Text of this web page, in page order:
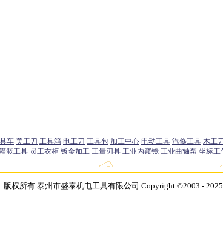
版权所有 泰州市盛泰机电工具有限公司 Copyright ©2003 - 2025